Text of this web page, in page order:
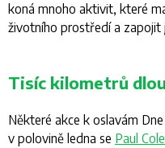
koná mnoho aktivit, které
životního prostředí a zapojit
Tisíc kilometrů
Některé akce k oslavám
v polovině ledna se Paul